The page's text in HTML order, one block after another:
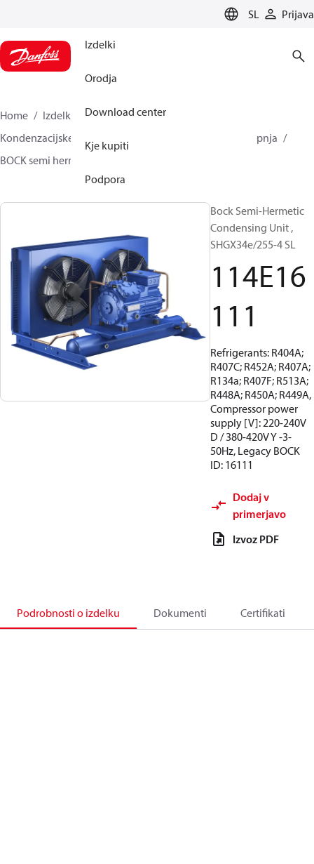
SL Prijava
Izdelki
Orodja
Download center
Kje kupiti
Podpora
Home Izdelki
Climate Solutions za hlajenje
Kondenzacijske enote
BOCK SH plinsko hlajen - 1 stopnja
BOCK semi hermetic SHG-L
Bock Semi-Hermetic
Condensing Unit ,
SHGX34e/255-4 SL
114E16
111
Refrigerants: R404A;
R407C; R452A; R407A;
R134a; R407F; R513A;
R448A; R450A; R449A,
Compressor power
supply [V]: 220-240V
D / 380-420V Y -3-
50Hz, Legacy BOCK
ID: 16111
Dodaj v
primerjavo
Izvoz PDF
Podrobnosti o izdelku Dokumenti Certifikati